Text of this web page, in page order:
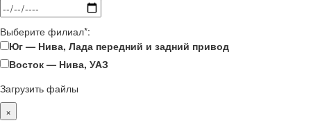
Выберите филиал*:
Юг — Нива, Лада передний и задний привод
Восток — Нива, УАЗ
Загрузить файлы
×